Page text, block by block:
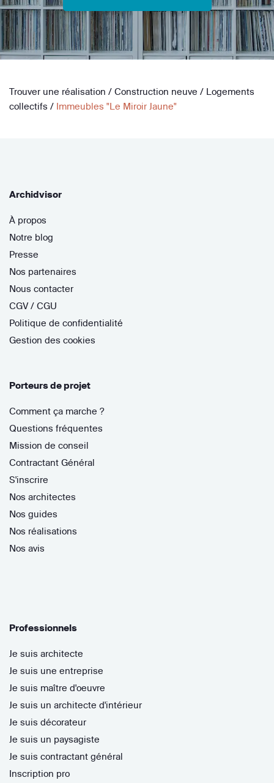
Trouver une réalisation / Construction neuve / Logements
collectifs / Immeubles "Le Miroir Jaune"
Archidvisor
À propos
Notre blog
Presse
Nos partenaires
Nous contacter
CGV / CGU
Politique de confidentialité
Gestion des cookies
Porteurs de projet
Comment ça marche ?
Questions fréquentes
Mission de conseil
Contractant Général
S'inscrire
Nos architectes
Nos guides
Nos réalisations
Nos avis
Professionnels
Je suis architecte
Je suis une entreprise
Je suis maître d'oeuvre
Je suis un architecte d'intérieur
Je suis décorateur
Je suis un paysagiste
Je suis contractant général
Inscription pro